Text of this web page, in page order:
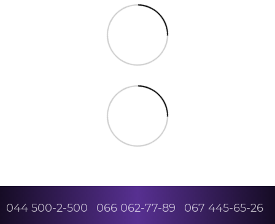
044 500-2-500 066 062-77-89 067 445-65-26